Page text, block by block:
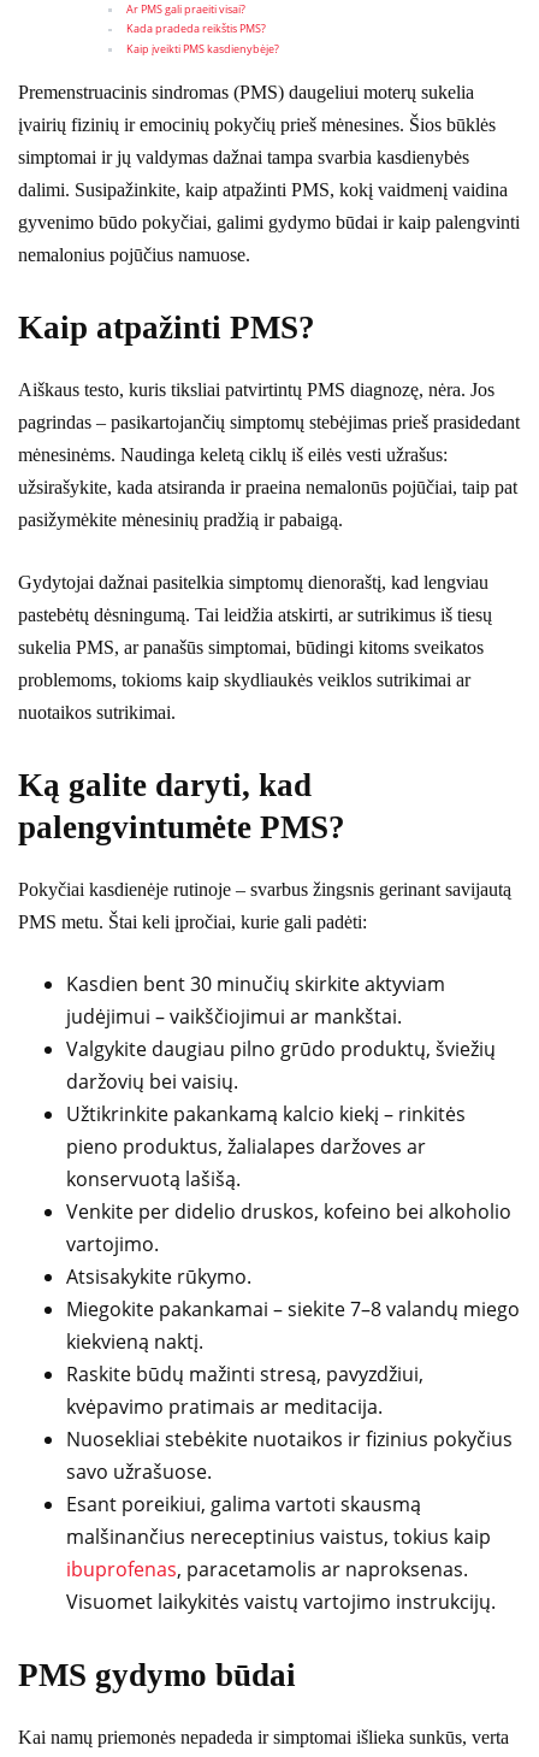
Ar PMS gali praeiti visai?
Kada pradeda reikštis PMS?
Kaip įveikti PMS kasdienybėje?
Premenstruacinis sindromas (PMS) daugeliui moterų sukelia
įvairių fizinių ir emocinių pokyčių prieš mėnesines. Šios būklės
simptomai ir jų valdymas dažnai tampa svarbia kasdienybės
dalimi. Susipažinkite, kaip atpažinti PMS, kokį vaidmenį vaidina
gyvenimo būdo pokyčiai, galimi gydymo būdai ir kaip palengvinti
nemalonius pojūčius namuose.
Kaip atpažinti PMS?
Aiškaus testo, kuris tiksliai patvirtintų PMS diagnozę, nėra. Jos
pagrindas – pasikartojančių simptomų stebėjimas prieš prasidedant
mėnesinėms. Naudinga keletą ciklų iš eilės vesti užrašus:
užsirašykite, kada atsiranda ir praeina nemalonūs pojūčiai, taip pat
pasižymėkite mėnesinių pradžią ir pabaigą.
Gydytojai dažnai pasitelkia simptomų dienoraštį, kad lengviau
pastebėtų dėsningumą. Tai leidžia atskirti, ar sutrikimus iš tiesų
sukelia PMS, ar panašūs simptomai, būdingi kitoms sveikatos
problemoms, tokioms kaip skydliaukės veiklos sutrikimai ar
nuotaikos sutrikimai.
Ką galite daryti, kad
palengvintumėte PMS?
Pokyčiai kasdienėje rutinoje – svarbus žingsnis gerinant savijautą
PMS metu. Štai keli įpročiai, kurie gali padėti:
Kasdien bent 30 minučių skirkite aktyviam
judėjimui – vaikščiojimui ar mankštai.
Valgykite daugiau pilno grūdo produktų, šviežių
daržovių bei vaisių.
Užtikrinkite pakankamą kalcio kiekį – rinkitės
pieno produktus, žalialapes daržoves ar
konservuotą lašišą.
Venkite per didelio druskos, kofeino bei alkoholio
vartojimo.
Atsisakykite rūkymo.
Miegokite pakankamai – siekite 7–8 valandų miego
kiekvieną naktį.
Raskite būdų mažinti stresą, pavyzdžiui,
kvėpavimo pratimais ar meditacija.
Nuosekliai stebėkite nuotaikos ir fizinius pokyčius
savo užrašuose.
Esant poreikiui, galima vartoti skausmą
malšinančius nereceptinius vaistus, tokius kaip
ibuprofenas, paracetamolis ar naproksenas.
Visuomet laikykitės vaistų vartojimo instrukcijų.
PMS gydymo būdai
Kai namų priemonės nepadeda ir simptomai išlieka sunkūs, verta